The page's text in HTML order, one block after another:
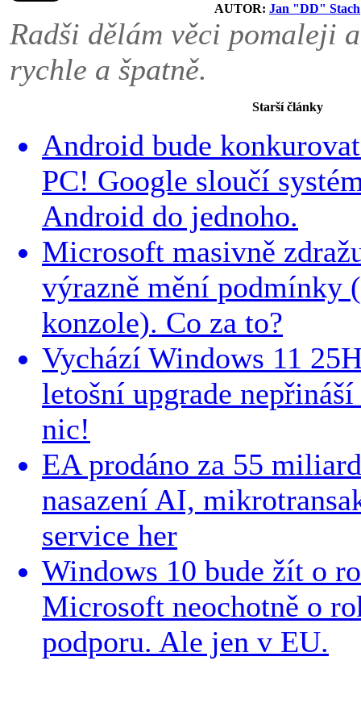
AUTOR: Jan "DD" Stach
Radši dělám věci pomaleji
rychle a špatně.
Starší články
Android bude
PC! Google sloučí
Android do jednoho.
Microsoft masivně
výrazně mění podmínky
konzole). Co za to?
Vychází Windows 11
letošní upgrade
nic!
EA prodáno za 55
nasazení AI,
service her
Windows 10 bude žít o
Microsoft neochotně o
podporu. Ale jen v EU.